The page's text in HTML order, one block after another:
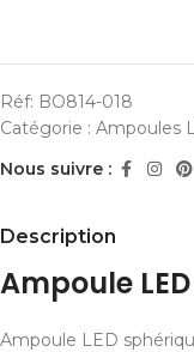
Réf: BO814-018
Catégorie : Ampoules
Nous suivre :
Description
Ampoule
Ampoule LED